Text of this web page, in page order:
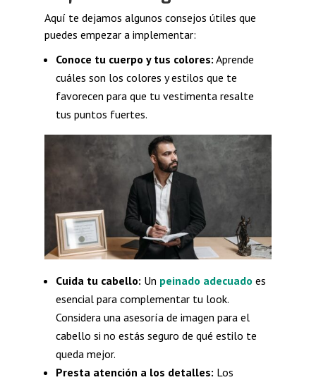
Aquí te dejamos algunos consejos útiles que
puedes empezar a implementar:
Conoce tu cuerpo y tus colores: Aprende
cuáles son los colores y estilos que te
favorecen para que tu vestimenta resalte
tus puntos fuertes.
Cuida tu cabello: Un peinado adecuado es
esencial para complementar tu look.
Considera una asesoría de imagen para el
cabello si no estás seguro de qué estilo te
queda mejor.
Presta atención a los detalles: Los